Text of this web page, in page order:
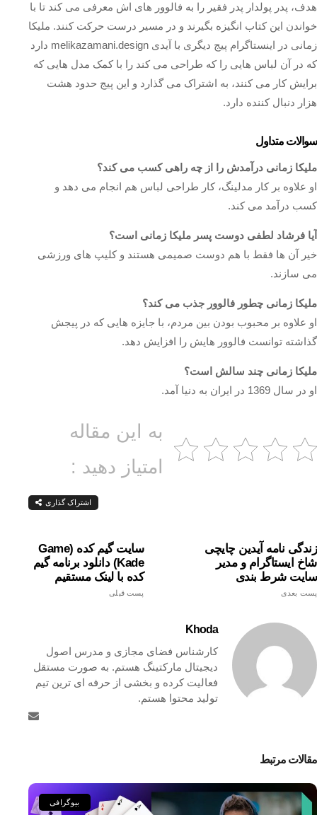
هدف، پدر پولدار پدر فقیر را به فالوور های اش معرفی می کند تا با
خواندن این کتاب انگیزه بگیرند و در مسیر درست حرکت کنند. ملیکا
زمانی در اینستاگرام پیج دیگری با آیدی melikazamani.design دارد
که در آن لباس هایی را که طراحی می کند را با کمک مدل هایی که
برایش کار می کنند، به اشتراک می گذارد و این پیج حدود هشت
هزار دنبال کننده دارد.
سوالات متداول
ملیکا زمانی درآمدش را از چه راهی کسب می کند؟
او علاوه بر کار مدلینگ، کار طراحی لباس هم انجام می دهد و
کسب درآمد می کند.
آیا فرشاد لطفی دوست پسر ملیکا زمانی است؟
خیر آن ها فقط با هم دوست صمیمی هستند و کلیپ های ورزشی
می سازند.
ملیکا زمانی چطور فالوور جذب می کند؟
او علاوه بر محبوب بودن بین مردم، با جایزه هایی که در پیجش
گذاشته توانست فالوور هایش را افزایش دهد.
ملیکا زمانی چند سالش است؟
او در سال 1369 در ایران به دنیا آمد.
به این مقاله
امتیاز دهید :
اشتراک گذاری
سایت گیم کده (game
Kade) دانلود برنامه گیم
کده با لینک مستقیم
پست قبلی
زندگی نامه آیدین چایچی
شاخ ایستاگرام و مدیر
سایت شرط بندی
پست بعدی
Khoda
کارشناس فضای مجازی و مدرس اصول
دیجیتال مارکتینگ هستم. به صورت مستقل
فعالیت کرده و بخشی از حرفه ای ترین تیم
تولید محتوا هستم.
مقالات مرتبط
بیوگرافی